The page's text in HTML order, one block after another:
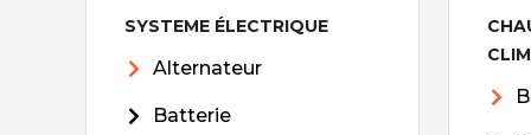
SYSTEME ÉLECTRIQUE
Alternateur
Batterie